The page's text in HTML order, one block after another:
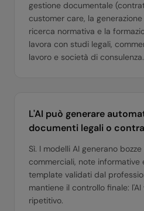
gestione documentale
customer care, la
ricerca normativa e la
lavora con studi legali,
lavoro e società di consulenza.
L'AI può generare
documenti legali o
Sì. I modelli AI generano
commerciali, note informative
template validati dal
mantiene il controllo finale: l'AI
ripetitivo.